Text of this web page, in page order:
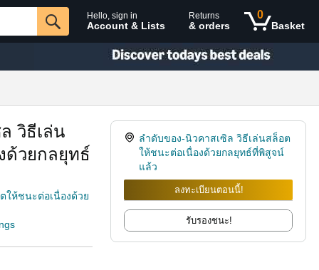
Hello, sign in
Account & Lists
Returns
& orders
0
Basket
ลำดับของ-นิวคาสเซิล วิธีเล่นสล็อต
ให้ชนะต่อเนื่องด้วยกลยุทธ์ที่พิสูจน์
แล้ว
ลงทะเบียนตอนนี้!
รับรองชนะ!
วิธีเล่น
ด้วยกลยุทธ์
ให้ชนะต่อเนื่องด้วย